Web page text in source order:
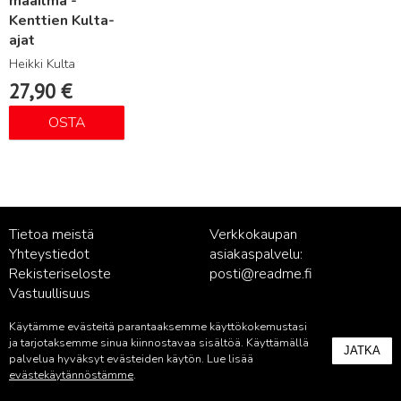
Kenttien Kulta-
ajat
Heikki Kulta
27,90 €
OSTA
Tietoa meistä
Yhteystiedot
Rekisteriseloste
Vastuullisuus
Verkkokaupan
asiakaspalvelu:
posti@readme.fi
Kustantamon asiakaspalvelu:
palvelu@readme.fi
Käytämme evästeitä parantaaksemme käyttökokemustasi
ja tarjotaksemme sinua kiinnostavaa sisältöä. Käyttämällä
palvelua hyväksyt evästeiden käytön. Lue lisää
evästekäytännöstämme.
JATKA